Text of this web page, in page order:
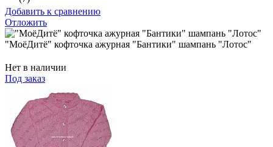
Добавить к сравнению
Отложить
"МоёДитё" кофточка ажурная "Бантики" шампань "Лотос"
Нет в наличии
Под заказ